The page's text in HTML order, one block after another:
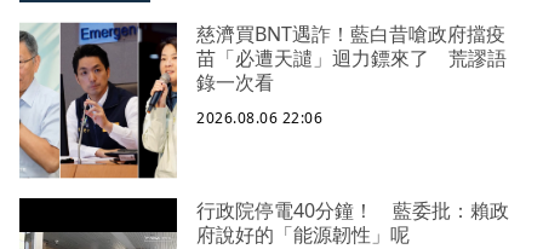
慈濟買BNT遇詐！藍白昔嗆政府擋疫
苗「必遭天譴」迴力鏢來了 荒謬語
錄一次看
2026.08.06 22:06
行政院停電40分鐘！ 藍委批：賴政
府說好的「能源韌性」呢